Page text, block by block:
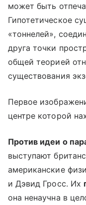
может быть
Гипотетическое
«тоннелей»,
друга точки
общей теорией
существования
Первое
центре которой
Против идеи о
выступают
американские
и Дэвид Гросс. Их
она ненаучна в